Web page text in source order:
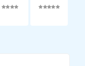
4 de 5
5 de 5